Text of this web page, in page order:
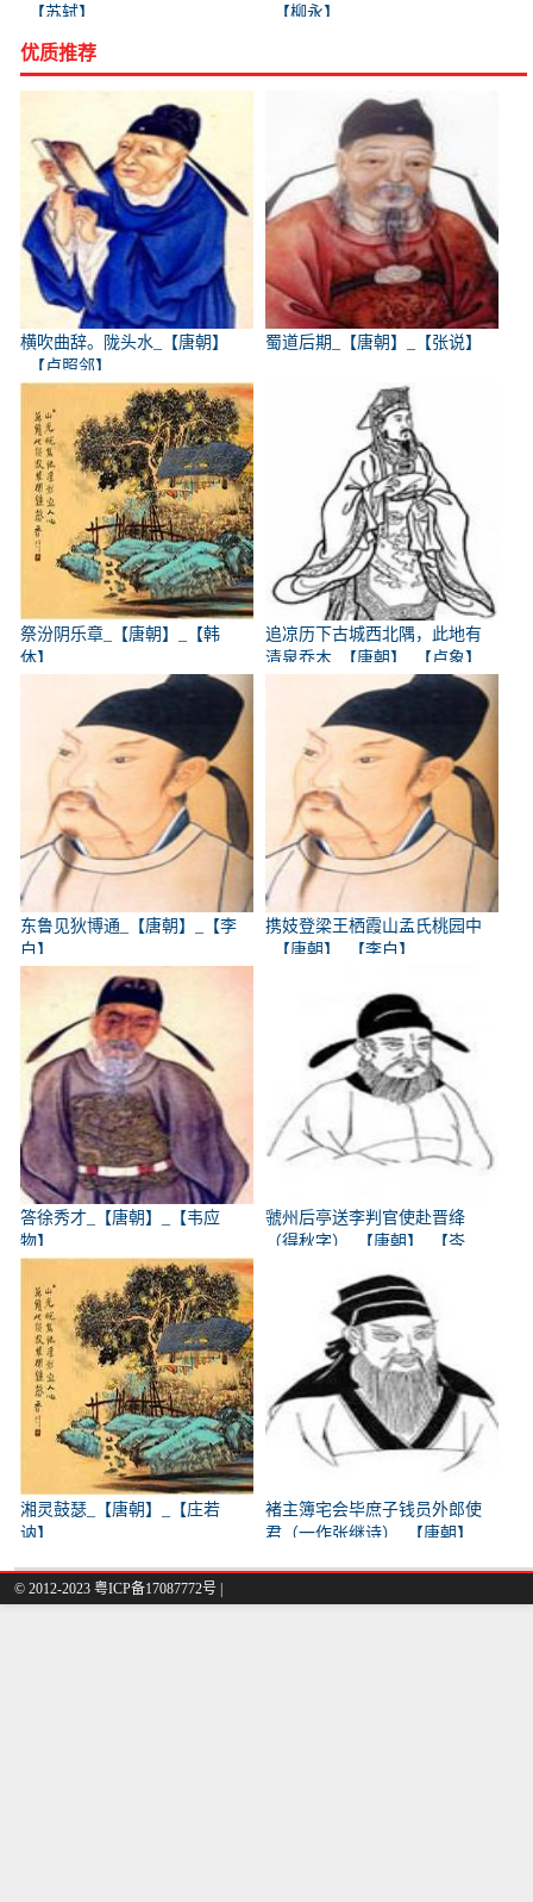
_【苏轼】
_【柳永】
优质推荐
横吹曲辞。陇头水_【唐朝】
_【卢照邻】
蜀道后期_【唐朝】_【张说】
祭汾阴乐章_【唐朝】_【韩
休】
追凉历下古城西北隅，此地有
清泉乔木_【唐朝】_【卢象】
东鲁见狄博通_【唐朝】_【李
白】
携妓登梁王栖霞山孟氏桃园中
_【唐朝】_【李白】
答徐秀才_【唐朝】_【韦应
物】
虢州后亭送李判官使赴晋绛
（得秋字）_【唐朝】_【岑
湘灵鼓瑟_【唐朝】_【庄若
讷】
褚主簿宅会毕庶子钱员外郎使
君（一作张继诗）_【唐朝】
© 2012-2023 粤ICP备17087772号